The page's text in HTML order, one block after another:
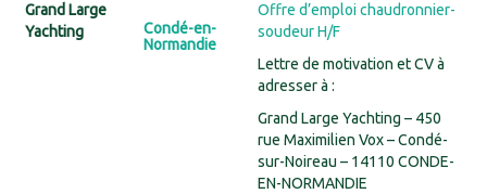
Grand Large
Yachting
Condé-en-
Normandie
Offre d’emploi chaudronnier-
soudeur H/F
Lettre de motivation et CV à
adresser à :
Grand Large Yachting – 450
rue Maximilien Vox – Condé-
sur-Noireau – 14110 CONDE-
EN-NORMANDIE